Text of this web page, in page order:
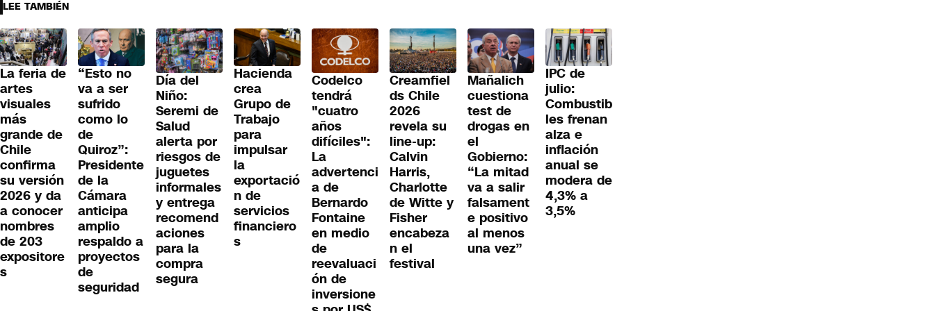
LEE TAMBIÉN
La feria de
artes
visuales
más
grande de
Chile
confirma
su versión
2026 y da
a conocer
nombres
de 203
expositore
s
“Esto no
va a ser
sufrido
como lo
de
Quiroz”:
Presidente
de la
Cámara
anticipa
amplio
respaldo a
proyectos
de
seguridad
Día del
Niño:
Seremi de
Salud
alerta por
riesgos de
juguetes
informales
y entrega
recomend
aciones
para la
compra
segura
Hacienda
crea
Grupo de
Trabajo
para
impulsar
la
exportació
n de
servicios
financiero
s
Codelco
tendrá
"cuatro
años
difíciles":
La
advertenci
a de
Bernardo
Fontaine
en medio
de
reevaluaci
ón de
inversione
Creamfiel
ds Chile
2026
revela su
line-up:
Calvin
Harris,
Charlotte
de Witte y
Fisher
encabeza
n el
festival
Mañalich
cuestiona
test de
drogas en
el
Gobierno:
“La mitad
va a salir
falsament
e positivo
al menos
una vez”
IPC de
julio:
Combustib
les frenan
alza e
inflación
anual se
modera de
4,3% a
3,5%